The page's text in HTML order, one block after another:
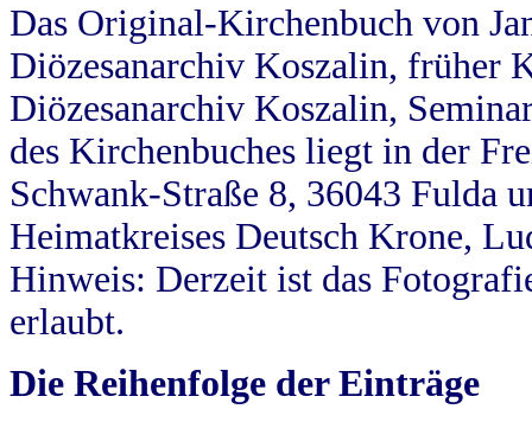
Das Original-Kirchenbuch von
Diözesanarchiv Koszalin, früher
Diözesanarchiv Koszalin,
des Kirchenbuches liegt in der
Schwank-Straße 8, 36043 Fulda
Heimatkreises Deutsch Krone,
Hinweis: Derzeit ist das
erlaubt.
Die Reihenfolge der Einträge